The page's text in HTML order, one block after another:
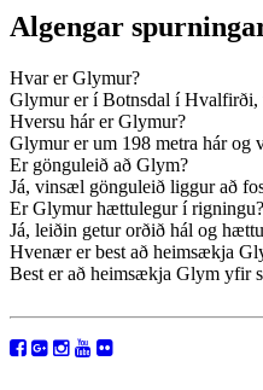
Algengar
Hvar er Glymur?
Glymur er í Botnsdal í Hvalfirði,
Hversu hár er Glymur?
Glymur er um 198 metra hár og
Er gönguleið að Glym?
Já, vinsæl gönguleið liggur að
Er Glymur hættulegur í rigningu?
Já, leiðin getur orðið hál og
Hvenær er best að heimsækja
Best er að heimsækja Glym yfir